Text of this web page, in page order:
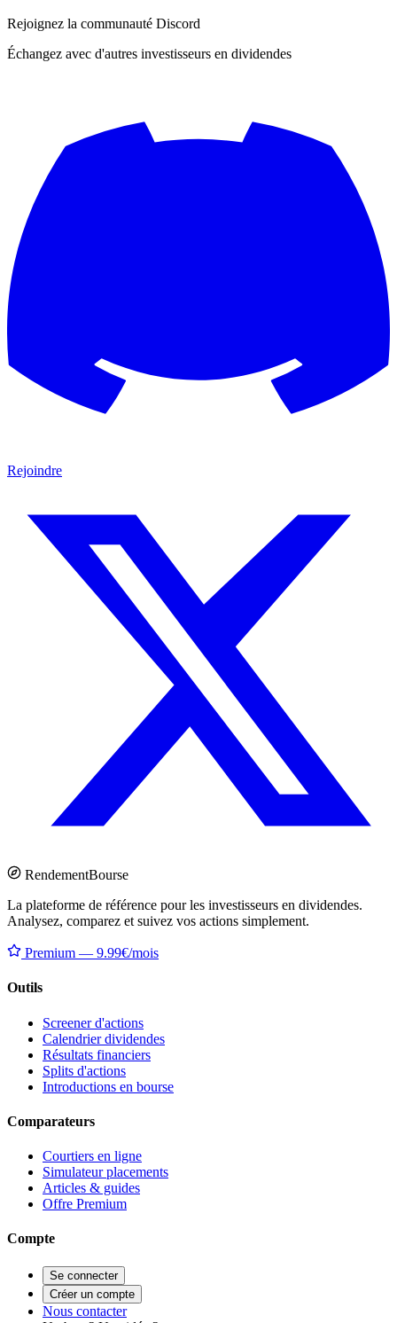
Rejoignez la communauté Discord
Échangez avec d'autres investisseurs en dividendes
Rejoindre
RendementBourse
La plateforme de référence pour les investisseurs en dividendes.
Analysez, comparez et suivez vos actions simplement.
Premium — 9.99€/mois
Outils
Screener d'actions
Calendrier dividendes
Résultats financiers
Splits d'actions
Introductions en bourse
Comparateurs
Courtiers en ligne
Simulateur placements
Articles & guides
Offre Premium
Compte
Se connecter
Créer un compte
Nous contacter